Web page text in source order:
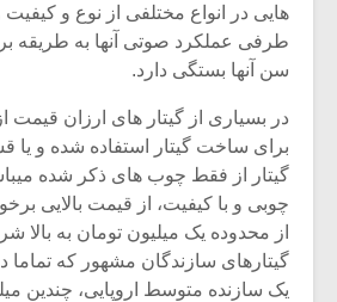
هایی در انواع مختلفی از نوع و کیفیت
طرفی عملکرد صوتی آنها به طریقه
سن آنها بستگی دارد.
در بسیاری از گیتار های ارزان قیمت
برای ساخت گیتار استفاده شده و
گیتار از فقط چوب های ذکر شده
چوبی و با کیفیت، از قیمت بالایی
از محدوده یک میلیون تومان به بالا
گیتارهای سازندگان مشهور که تماما
یک سازنده متوسط اروپایی، چندین
میکلوش روژا